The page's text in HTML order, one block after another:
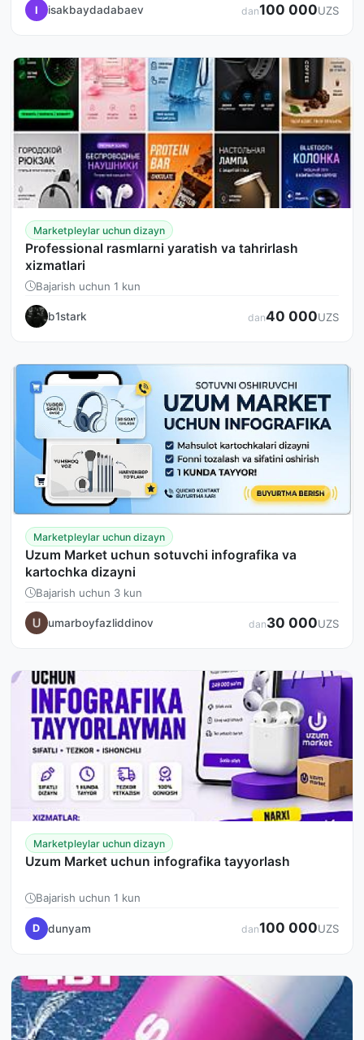
I isakbaydadabaev dan100 000UZS
Marketpleylar uchun dizayn
Professional rasmlarni yaratish va tahrirlash
xizmatlari
Bajarish uchun 1 kun
b1stark dan40 000UZS
Marketpleylar uchun dizayn
Uzum Market uchun sotuvchi infografika va
kartochka dizayni
Bajarish uchun 3 kun
umarboyfazliddinov dan30 000UZS
Marketpleylar uchun dizayn
Uzum Market uchun infografika tayyorlash
Bajarish uchun 1 kun
D dunyam dan100 000UZS